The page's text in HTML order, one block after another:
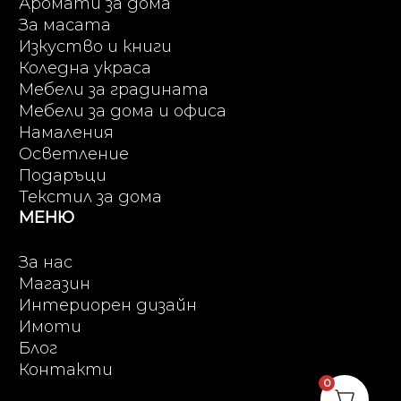
За масата
Изкуство и книги
Коледна украса
Мебели за градината
Мебели за дома и офиса
Намаления
Осветление
Подаръци
Текстил за дома
МЕНЮ
За нас
Магазин
Интериорен дизайн
Имоти
Блог
Контакти
0